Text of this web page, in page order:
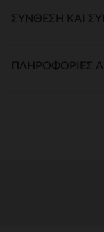
ΣΎΝΘΕΣΗ ΚΑΙ
ΠΛΗΡΟΦΟΡΊΕΣ